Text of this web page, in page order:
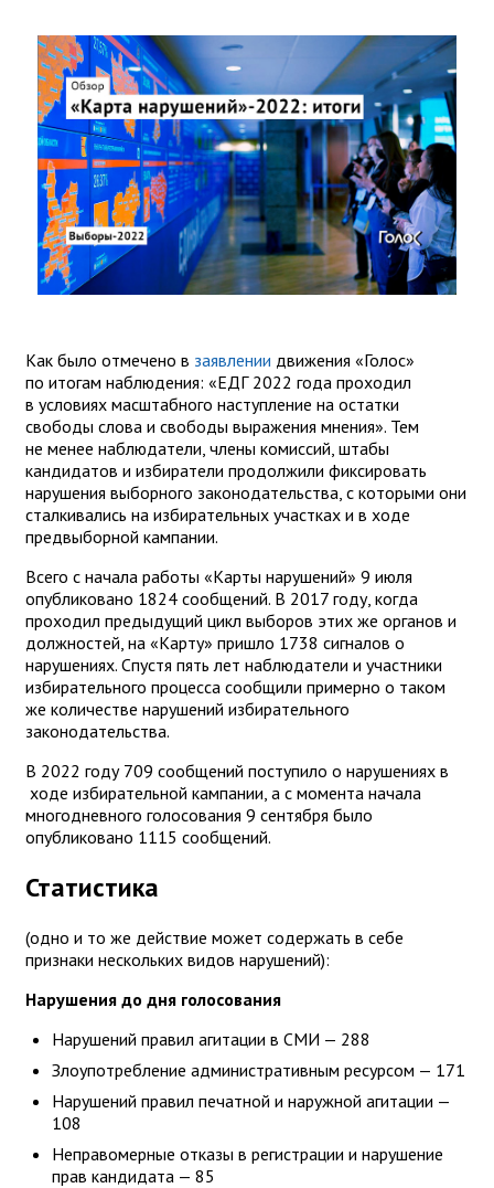
Как было отмечено в заявлении движения «Голос»
по итогам наблюдения: «ЕДГ 2022 года проходил
в условиях масштабного наступление на остатки
свободы слова и свободы выражения мнения». Тем
не менее наблюдатели, члены комиссий, штабы
кандидатов и избиратели продолжили фиксировать
нарушения выборного законодательства, с которыми они
сталкивались на избирательных участках и в ходе
предвыборной кампании.
Всего с начала работы «Карты нарушений» 9 июля
опубликовано 1824 сообщений. В 2017 году, когда
проходил предыдущий цикл выборов этих же органов и
должностей, на «Карту» пришло 1738 сигналов о
нарушениях. Спустя пять лет наблюдатели и участники
избирательного процесса сообщили примерно о таком
же количестве нарушений избирательного
законодательства.
В 2022 году 709 сообщений поступило о нарушениях в
ходе избирательной кампании, а с момента начала
многодневного голосования 9 сентября было
опубликовано 1115 сообщений.
Статистика
(одно и то же действие может содержать в себе
признаки нескольких видов нарушений):
Нарушения до дня голосования
Нарушений правил агитации в СМИ — 288
Злоупотребление административным ресурсом — 171
Нарушений правил печатной и наружной агитации —
108
Неправомерные отказы в регистрации и нарушение
прав кандидата — 85